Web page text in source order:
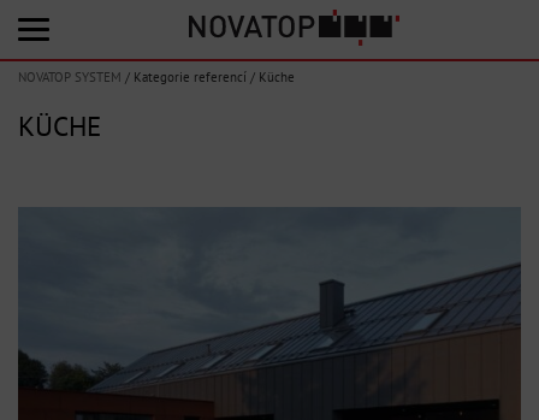
NOVATOP SYSTEM / Kategorie referencí / Küche
KÜCHE